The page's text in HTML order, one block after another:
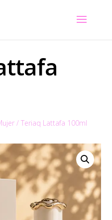
/ Teriaq Lattafa 100ml